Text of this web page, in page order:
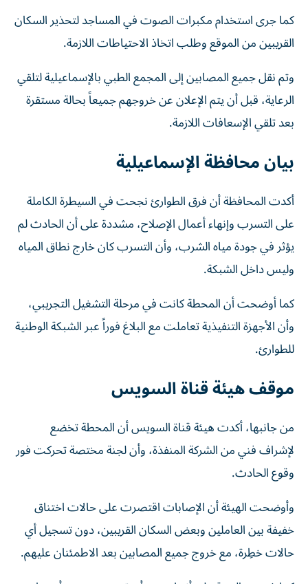
كما جرى استخدام مكبرات الصوت في المساجد لتحذير السكان
القريبين من الموقع وطلب اتخاذ الاحتياطات اللازمة.
وتم نقل جميع المصابين إلى المجمع الطبي بالإسماعيلية لتلقي
الرعاية، قبل أن يتم الإعلان عن خروجهم جميعاً بحالة مستقرة
بعد تلقي الإسعافات اللازمة.
بيان محافظة الإسماعيلية
أكدت المحافظة أن فرق الطوارئ نجحت في السيطرة الكاملة
على التسرب وإنهاء أعمال الإصلاح، مشددة على أن الحادث لم
يؤثر في جودة مياه الشرب، وأن التسرب كان خارج نطاق المياه
وليس داخل الشبكة.
كما أوضحت أن المحطة كانت في مرحلة التشغيل التجريبي،
وأن الأجهزة التنفيذية تعاملت مع البلاغ فوراً عبر الشبكة الوطنية
للطوارئ.
موقف هيئة قناة السويس
من جانبها، أكدت هيئة قناة السويس أن المحطة تخضع
لإشراف فني من الشركة المنفذة، وأن لجنة مختصة تحركت فور
وقوع الحادث.
وأوضحت الهيئة أن الإصابات اقتصرت على حالات اختناق
خفيفة بين العاملين وبعض السكان القريبين، دون تسجيل أي
حالات خطِرة، مع خروج جميع المصابين بعد الاطمئنان عليهم.